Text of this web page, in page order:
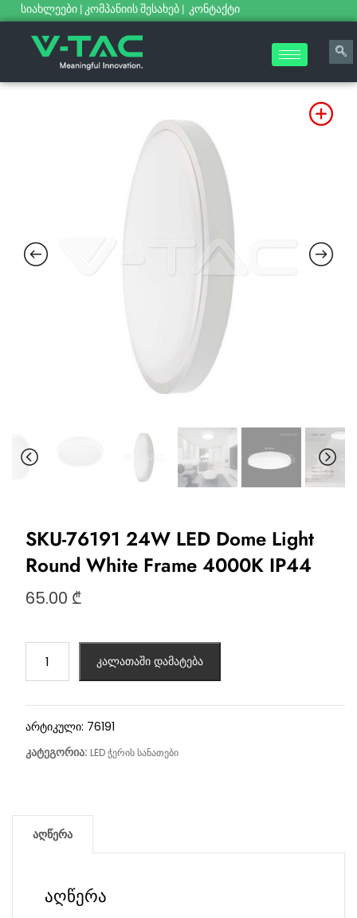
სიახლეები | კომპანიის შესახებ | კონტაქტი
SKU-76191 24W LED Dome Light
Round White Frame 4000K IP44
65.00 ₾
კალათაში დამატება
არტიკული: 76191
კატეგორია: LED ჭერის სანათები
აღწერა
აღწერა